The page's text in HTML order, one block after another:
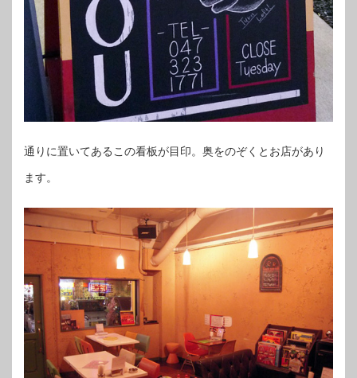
通りに置いてあるこの看板が目印。奥をのぞくとお店があり
ます。